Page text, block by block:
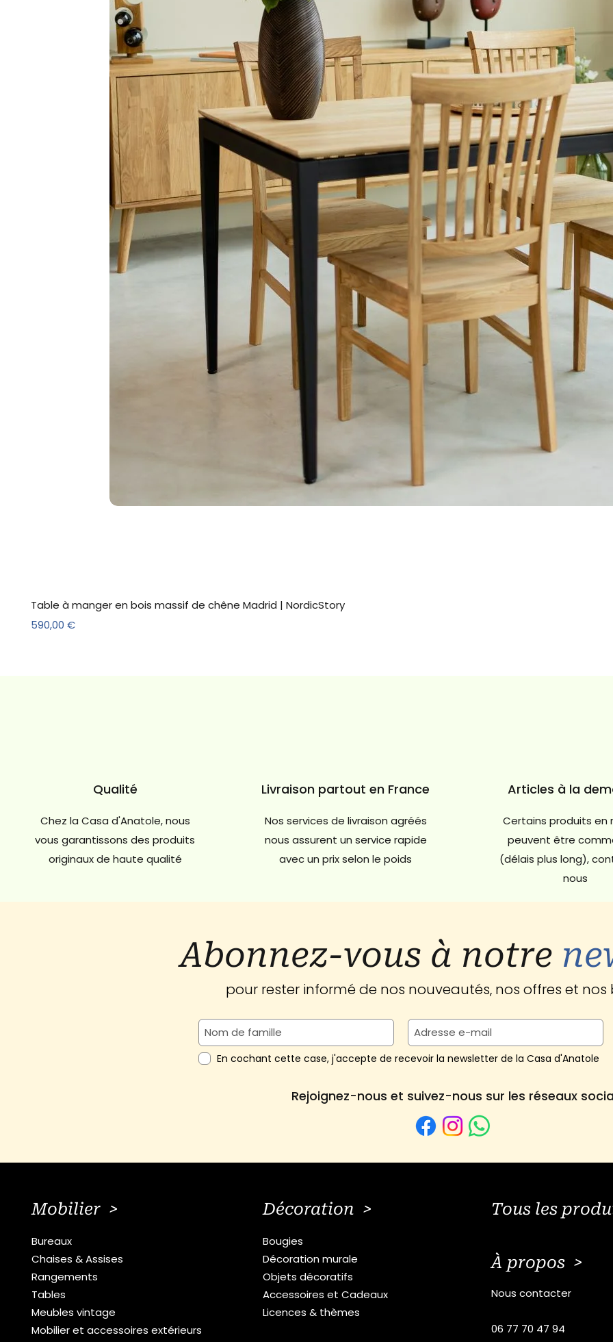
Table à manger en bois massif de chêne Madrid | NordicStory
Prix
590,00 €
Qualité
Chez la Casa d'Anatole, nous
vous garantissons des produits
originaux de haute qualité
Livraison partout en France
Nos services de livraison agréés
nous assurent un service rapide
avec un prix selon le poids
Articles à la
Certains produits en
peuvent être
(délais plus long),
nous
Abonnez-vous à notre
pour rester informé de nos nouveautés, nos offres et nos
En cochant cette case, j'accepte de recevoir la newsletter de la Casa d'Anatole
Rejoignez-nous et suivez-nous sur les réseaux
Mobilier >
Bureaux
Chaises & Assises
Rangements
Tables
Meubles vintage
Mobilier et accessoires extérieurs
Décoration >
Bougies
Décoration murale
Objets décoratifs
Accessoires et Cadeaux
Licences & thèmes
Tous les
À propos >
Nous contacter
06 77 70 47 94